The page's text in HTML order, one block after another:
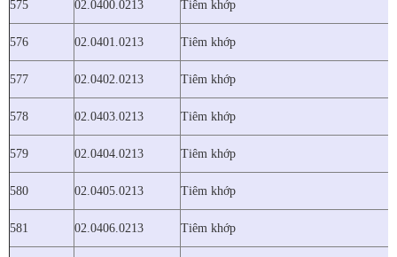
575 02.0400.0213 Tiêm khớp
576 02.0401.0213 Tiêm khớp
577 02.0402.0213 Tiêm khớp
578 02.0403.0213 Tiêm khớp
579 02.0404.0213 Tiêm khớp
580 02.0405.0213 Tiêm khớp
581 02.0406.0213 Tiêm khớp